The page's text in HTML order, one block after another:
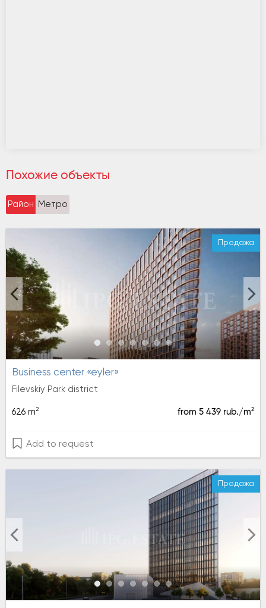
Похожие объекты
Район Метро
Продажа
Business center «eyler»
Filevskiy Park district
626 m2 from 5 439 rub./m2
Add to request
Продажа